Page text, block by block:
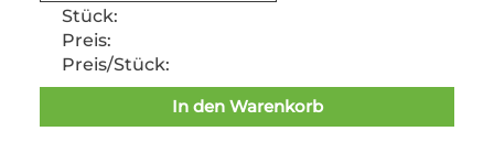
Stück:
Preis:
Preis/Stück:
In den Warenkorb